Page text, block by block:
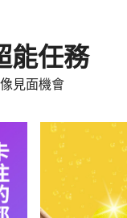
能任務
見面機會